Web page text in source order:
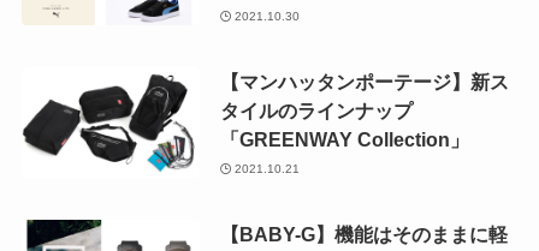
2021.10.30
【マンハッタンポーテージ】新ス
タイルのラインナップ
「GREENWAY Collection」
2021.10.21
【BABY-G】機能はそのままに軽